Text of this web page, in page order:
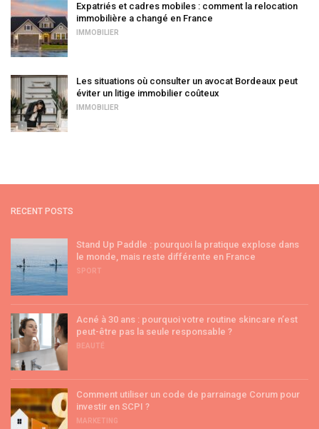
Expatriés et cadres mobiles : comment la relocation
immobilière a changé en France
IMMOBILIER
Les situations où consulter un avocat Bordeaux peut
éviter un litige immobilier coûteux
IMMOBILIER
RECENT POSTS
Stand Up Paddle : pourquoi la pratique explose dans
le monde, mais reste différente en France
SPORT
Acné à 30 ans : pourquoi votre routine skincare n’est
peut-être pas la seule responsable ?
BEAUTÉ
Comment utiliser un code de parrainage Corum pour
investir en SCPI ?
MARKETING